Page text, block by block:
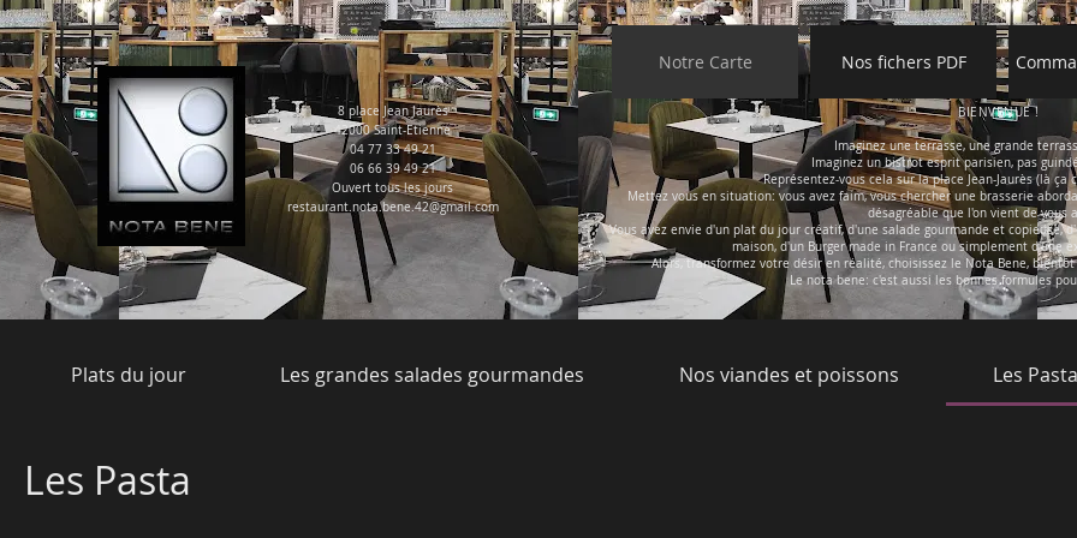
8 place Jean Jaurès
42000 Saint-Etienne
04 77 33 49 21
06 66 39 49 21
Ouvert tous les jours
restaurant.nota.bene.42@gmail.com
BIENVENUE !
Imaginez une terrasse, une grande
Imaginez un bistrot esprit parisien, pas
Représentez-vous cela sur la place Jean-Jaurès (là ça
Mettez vous en situation: vous avez faim, vous chercher une brasserie
désagréable que l'on vient de vous
Vous avez envie d'un plat du jour créatif, d'une salade gourmande et copieuse,
maison, d'un Burger made in France ou simplement d'une
Alors, transformez votre désir en réalité, choisissez le Nota Bene,
Le nota bene: c'est aussi les bonnes formules
Notre Carte Nos fichers PDF
Plats du jour Les grandes salades gourmandes Nos viandes et poissons Les Pasta
Les Pasta